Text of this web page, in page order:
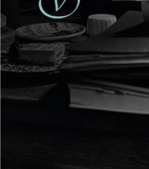
Reinhard Kaiser-Mühlecker
Brandende velden
€27,50
BESTEL